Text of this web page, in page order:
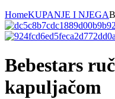
HomeKUPANJE I NJEGA
Bebestars
kapuljačom